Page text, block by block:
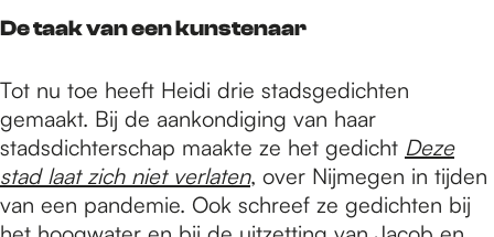
De taak van een kunstenaar
Tot nu toe heeft Heidi drie stadsgedichten
gemaakt. Bij de aankondiging van haar
stadsdichterschap maakte ze het gedicht Deze
stad laat zich niet verlaten, over Nijmegen in tijden
van een pandemie. Ook schreef ze gedichten bij